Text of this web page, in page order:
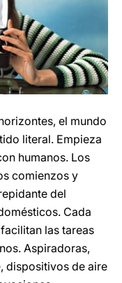
el mundo
literal. Empieza
humanos. Los
comienzos y
del
Cada
las tareas
Aspiradoras,
dispositivos de aire